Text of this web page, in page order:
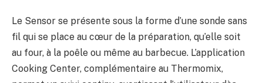
Le Sensor se présente sous la forme d’une sonde sans
fil qui se place au cœur de la préparation, qu’elle soit
au four, à la poêle ou même au barbecue. L’application
Cooking Center, complémentaire au Thermomix,